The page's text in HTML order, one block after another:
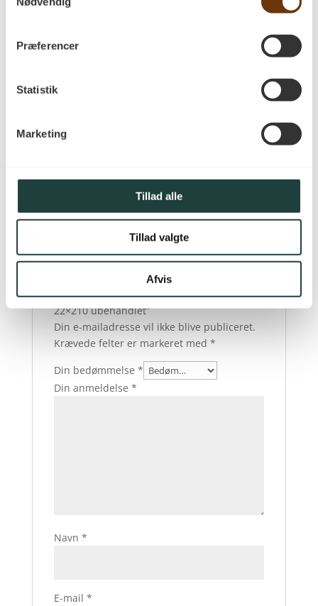
Præferencer
Statistik
Marketing
Tillad alle
Tillad valgte
Afvis
se forskellige dimensioner, få inspiration til
processen – fra udvælgelsen af træet til det
Fyn, mød de dygtige specialister og få
rådgivning til at finde det plankegulv, der
Anmeldelser
Der er endnu ikke nogle anmeldelser.
Vær den første til at anmelde “Eg Natur
22×210 ubehandlet”
Din e-mailadresse vil ikke blive publiceret.
Krævede felter er markeret med *
Din bedømmelse *
Din anmeldelse *
Navn *
E-mail *